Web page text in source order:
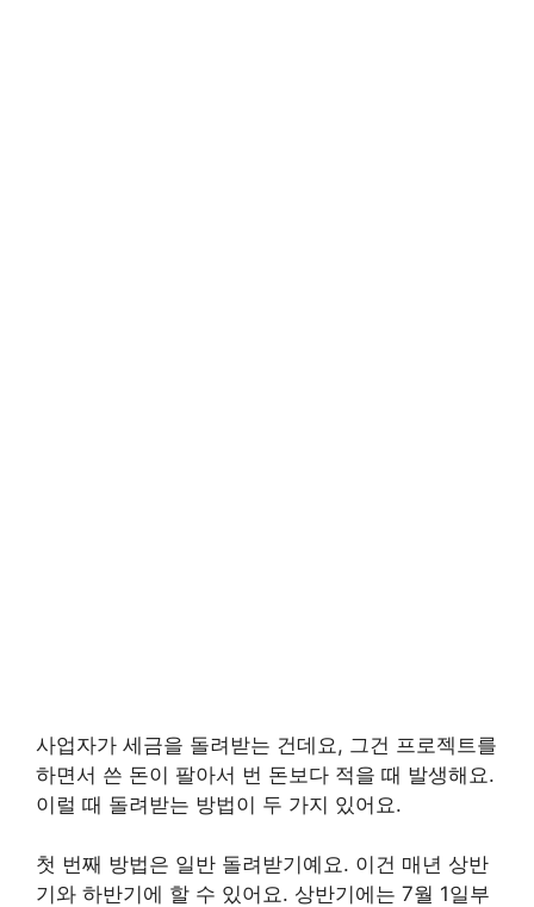
사업자가 세금을 돌려받는 건데요, 그건 프로젝트를
하면서 쓴 돈이 팔아서 번 돈보다 적을 때 발생해요.
이럴 때 돌려받는 방법이 두 가지 있어요.
첫 번째 방법은 일반 돌려받기예요. 이건 매년 상반
기와 하반기에 할 수 있어요. 상반기에는 7월 1일부